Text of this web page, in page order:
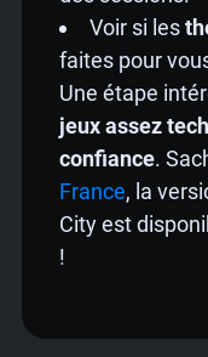
Voir si les
faites pour
Une étape
jeux assez
confiance.
France, la
City est
!